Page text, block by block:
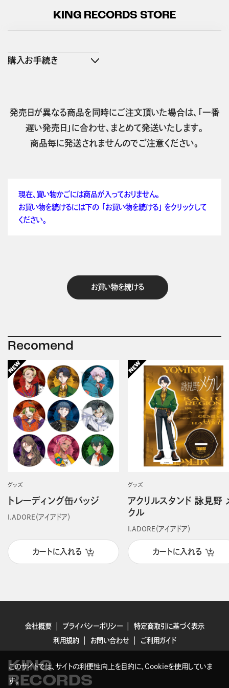
KING RECORDS STORE
購入お手続き
発売日が異なる商品を同時にご注文頂いた場合は、「一番
遅い発売日」に合わせ、まとめて発送いたします。
商品毎に発送されませんのでご注意ください。
現在、買い物かごには商品が入っておりません。
お買い物を続けるには下の 「お買い物を続ける」 をクリックして
ください。
お買い物を続ける
Recomend
グッズ
トレーディング缶バッジ
I.ADORE（アイアドア）
カートに入れる
グッズ
アクリルスタンド 詠見野
クル
I.ADORE（アイアドア）
カートに入れる
会社概要 プライバシーポリシー
特定商取引に基づく表示
利用規約
お問い合わせ ご利用ガイド
KING
RECORDS
このサイトでは、サイトの利便性向上を目的に、Cookieを使用していま
す。